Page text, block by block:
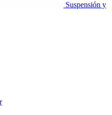
Suspensión y